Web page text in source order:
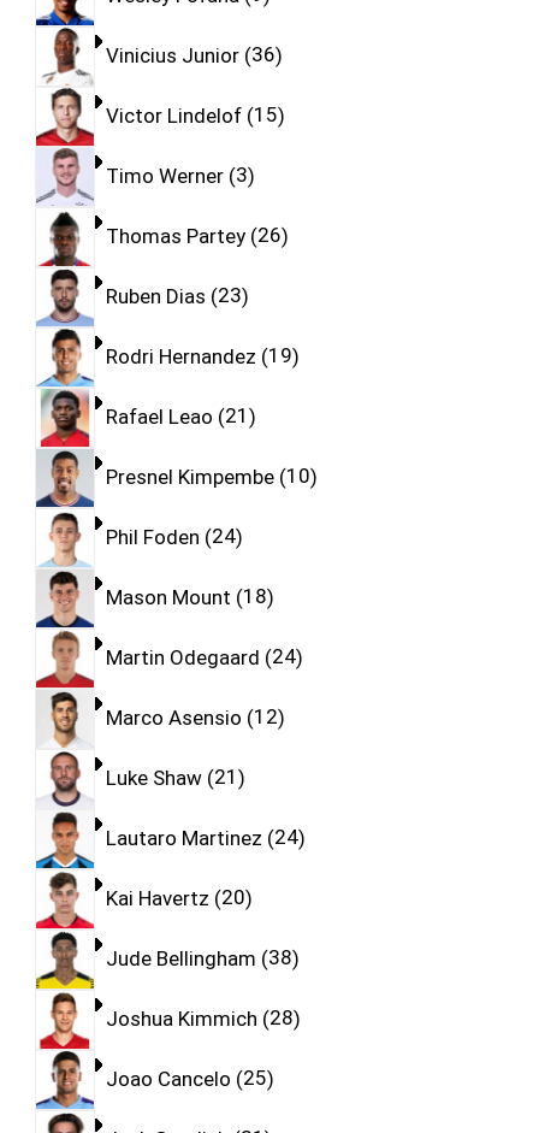
Vinicius Junior 36
Victor Lindelof 15
Timo Werner 3
Thomas Partey 26
Ruben Dias 23
Rodri Hernandez 19
Rafael Leao 21
Presnel Kimpembe 10
Phil Foden 24
Mason Mount 18
Martin Odegaard 24
Marco Asensio 12
Luke Shaw 21
Lautaro Martinez 24
Kai Havertz 20
Jude Bellingham 38
Joshua Kimmich 28
Joao Cancelo 25